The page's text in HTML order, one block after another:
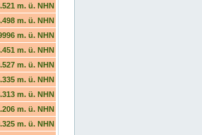
m. ü. NHN
m. ü. NHN
m. ü. NHN
m. ü. NHN
m. ü. NHN
m. ü. NHN
m. ü. NHN
m. ü. NHN
m. ü. NHN